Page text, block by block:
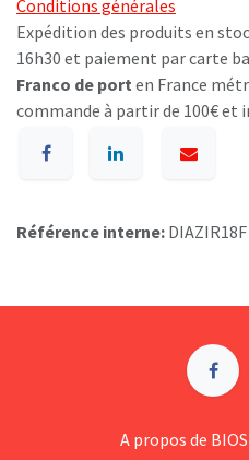
Conditions générales
Expédition des produits en
16h30 et paiement par carte
Franco de port en France
commande à partir de 100€ et
Référence interne: DIAZIR18F
A p​ropos de